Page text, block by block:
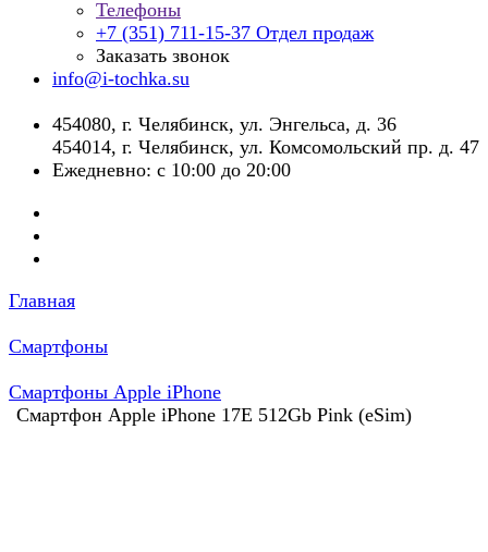
Телефоны
+7 (351) 711-15-37 Отдел продаж
Заказать звонок
info@i-tochka.su
​454080, г. Челябинск, ул. Энгельса, д. 36
454014, г. Челябинск, ул. Комсомольский пр. д. 47
Ежедневно: с 10:00 до 20:00
Главная
Смартфоны
Смартфоны Apple iPhone
Смартфон Apple iPhone 17E 512Gb Pink (eSim)